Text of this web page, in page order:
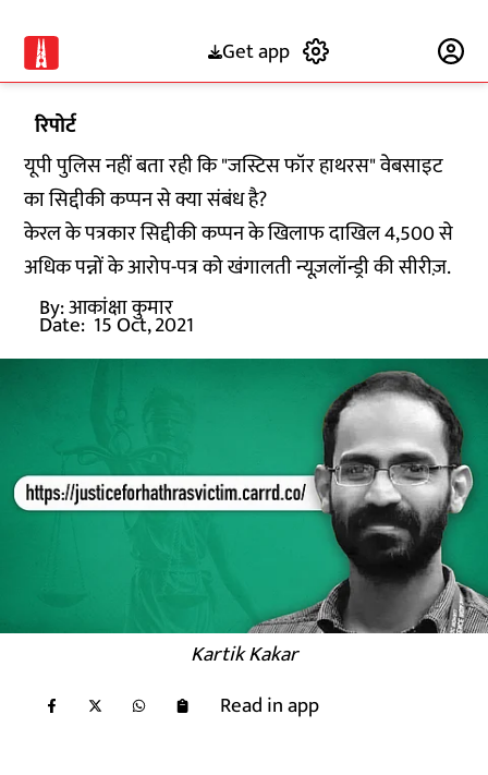
Get app
रिपोर्ट
यूपी पुलिस नहीं बता रही कि "जस्टिस फॉर हाथरस" वेबसाइट
का सिद्दीकी कप्पन से क्या संबंध है?
केरल के पत्रकार सिद्दीकी कप्पन के खिलाफ दाखिल 4,500 से
अधिक पन्नों के आरोप-पत्र को खंगालती न्यूज़लॉन्ड्री की सीरीज़.
By:आकांक्षा कुमार
Date: 15 Oct, 2021
Kartik Kakar
Read in app